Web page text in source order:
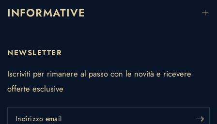
INFORMATIVE
NEWSLETTER
Iscriviti per rimanere al passo con le novità e ricevere
offerte esclusive
Indirizzo email